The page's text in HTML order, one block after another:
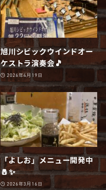
旭川シビックウインドオー
ケストラ演奏会🎵
2026年4月19日
「よしお」メニュー開発中
🧂✨
2026年3月16日